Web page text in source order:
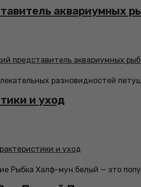
аквариумных
разновидностей
и уход
Рыбка Халф-мун белый — это